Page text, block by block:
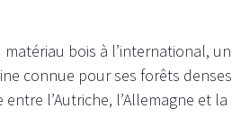
bois à l’international, un
connue pour ses forêts denses
l’Autriche, l’Allemagne et la